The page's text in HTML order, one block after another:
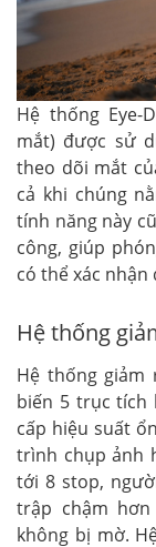
Hệ thống Eye-
mắt) được sử
theo dõi mắt
cả khi chúng
tính năng này
công, giúp
có thể xác
Hệ thống
Hệ thống giảm
biến 5 trục tích
cấp hiệu suất
trình chụp ảnh
tới 8 stop,
trập chậm
không bị mờ.